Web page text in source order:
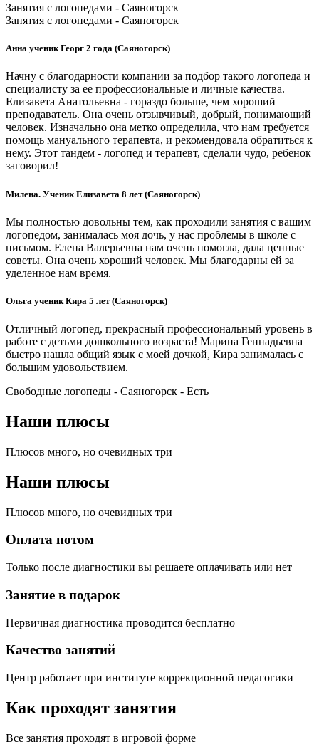
Занятия с логопедами - Саяногорск
Занятия с логопедами - Саяногорск
Анна ученик Георг 2 года (Саяногорск)
Начну с благодарности компании за подбор такого логопеда и
специалисту за ее профессиональные и личные качества.
Елизавета Анатольевна - гораздо больше, чем хороший
преподаватель. Она очень отзывчивый, добрый, понимающий
человек. Изначально она метко определила, что нам требуется
помощь мануального терапевта, и рекомендовала обратиться к
нему. Этот тандем - логопед и терапевт, сделали чудо, ребенок
заговорил!
Милена. Ученик Елизавета 8 лет (Саяногорск)
Мы полностью довольны тем, как проходили занятия с вашим
логопедом, занималась моя дочь, у нас проблемы в школе с
письмом. Елена Валерьевна нам очень помогла, дала ценные
советы. Она очень хороший человек. Мы благодарны ей за
уделенное нам время.
Ольга ученик Кира 5 лет (Саяногорск)
Отличный логопед, прекрасный профессиональный уровень в
работе с детьми дошкольного возраста! Марина Геннадьевна
быстро нашла общий язык с моей дочкой, Кира занималась с
большим удовольствием.
Свободные логопеды - Саяногорск - Есть
Наши плюсы
Плюсов много, но очевидных три
Наши плюсы
Плюсов много, но очевидных три
Оплата потом
Только после диагностики вы решаете оплачивать или нет
Занятие в подарок
Первичная диагностика проводится бесплатно
Качество занятий
Центр работает при институте коррекционной педагогики
Как проходят занятия
Все занятия проходят в игровой форме